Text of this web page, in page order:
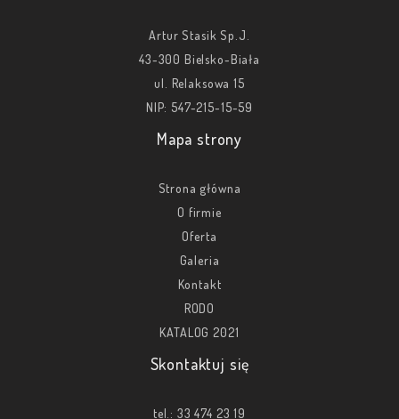
Artur Stasik Sp.J.
43-300 Bielsko-Biała
ul. Relaksowa 15
NIP: 547-215-15-59
Mapa strony
Strona główna
O firmie
Oferta
Galeria
Kontakt
RODO
KATALOG 2021
Skontaktuj się
tel.: 33 474 23 19